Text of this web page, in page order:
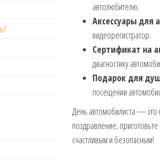
автолюбителю.
Аксессуары для
видеорегистратор.
Сертификат на
диагностику
Подарок для
посещении
День автомобилиста — это
поздравление,
счастливым и безопасным!